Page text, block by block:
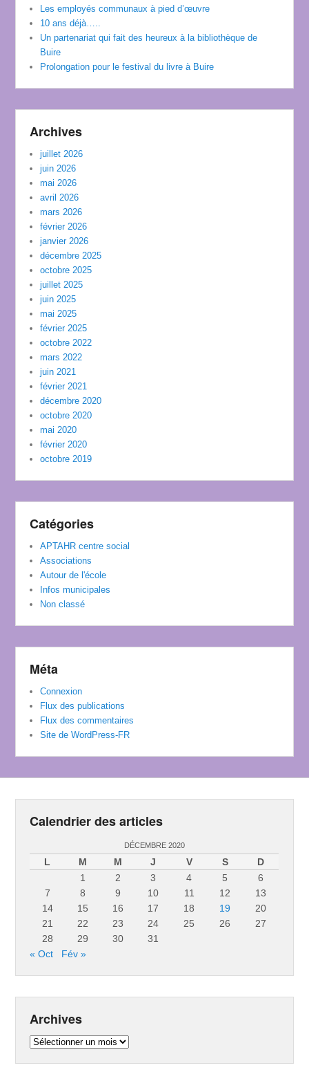
Les employés communaux à pied d’œuvre
10 ans déjà…..
Un partenariat qui fait des heureux à la bibliothèque de
Buire
Prolongation pour le festival du livre à Buire
Archives
juillet 2026
juin 2026
mai 2026
avril 2026
mars 2026
février 2026
janvier 2026
décembre 2025
octobre 2025
juillet 2025
juin 2025
mai 2025
février 2025
octobre 2022
mars 2022
juin 2021
février 2021
décembre 2020
octobre 2020
mai 2020
février 2020
octobre 2019
Catégories
APTAHR centre social
Associations
Autour de l'école
Infos municipales
Non classé
Méta
Connexion
Flux des publications
Flux des commentaires
Site de WordPress-FR
Calendrier des articles
DÉCEMBRE 2020
L M M J V S
D
1
2 3 4 5
6
7
8 9 10 11 12
13
14
15 16 17 18 19
20
21
22 23 24 25 26
27
28
29 30
31
« Oct
Fév »
Archives
Archives